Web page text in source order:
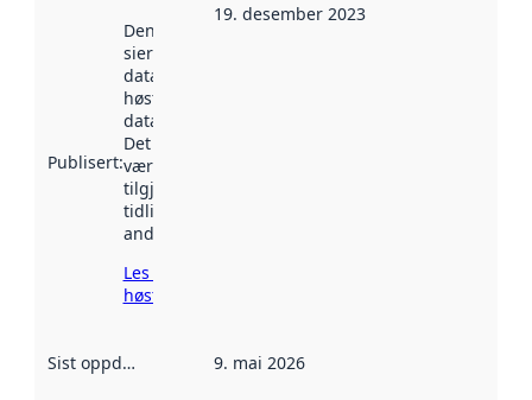
Publisert:
Denne datoen
sier når
datasettet ble
høstet av
data.norge.no.
Det kan ha
vært
tilgjengelig
tidligere
andre steder.
Les mer om
høsting her
19. desember 2023
Sist oppdatert 9. mai 2026